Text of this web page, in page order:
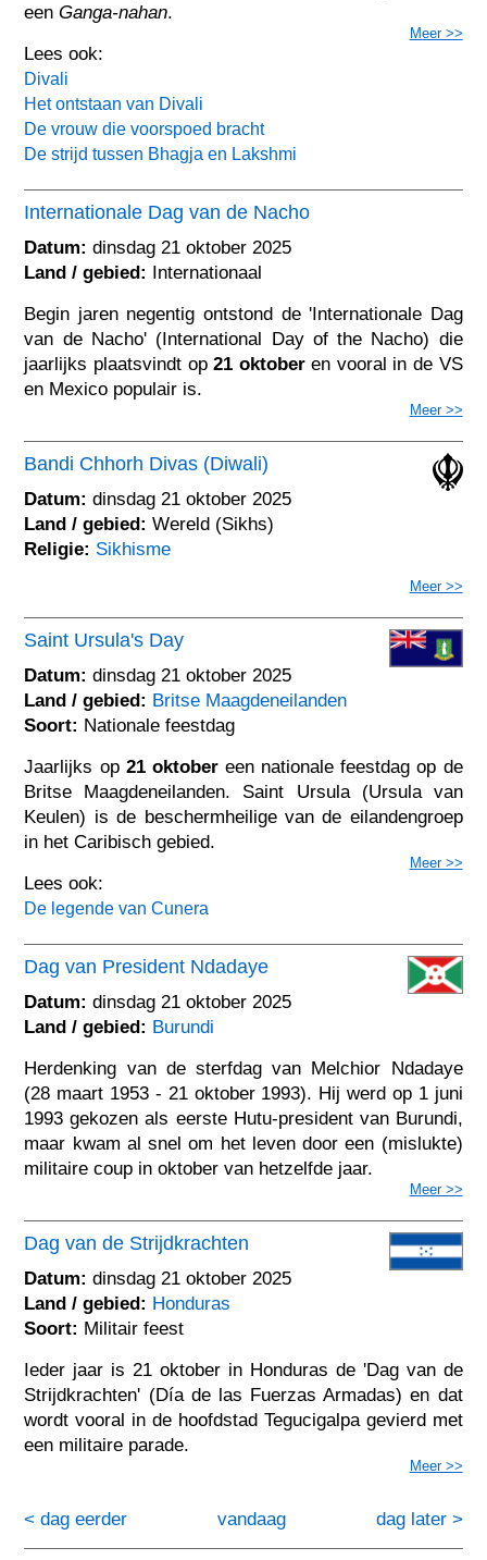
eenGanga-nahan.
Meer >>
Lees ook:
Divali
Het ontstaan van Divali
De vrouw die voorspoed bracht
De strijd tussen Bhagja en Lakshmi
Internationale Dag van de Nacho
Datum: dinsdag 21 oktober 2025
Land / gebied: Internationaal
Begin jaren negentig ontstond de 'Internationale Dag
van de Nacho' (International Day of the Nacho) die
jaarlijks plaatsvindt op21 oktoberen vooral in de VS
en Mexico populair is.
Meer >>
Bandi Chhorh Divas (Diwali)
Datum: dinsdag 21 oktober 2025
Land / gebied: Wereld (Sikhs)
Religie: Sikhisme
Meer >>
Saint Ursula's Day
Datum: dinsdag 21 oktober 2025
Land / gebied: Britse Maagdeneilanden
Soort: Nationale feestdag
Jaarlijks op 21 oktobereen nationale feestdag op de
Britse Maagdeneilanden. Saint Ursula (Ursula van
Keulen) is de beschermheilige van de eilandengroep
in het Caribisch gebied.
Meer >>
Lees ook:
De legende van Cunera
Dag van President Ndadaye
Datum: dinsdag 21 oktober 2025
Land / gebied: Burundi
Herdenking van de sterfdag van Melchior Ndadaye
(28 maart 1953 - 21 oktober 1993). Hij werd op 1 juni
1993 gekozen als eerste Hutu-president van Burundi,
maar kwam al snel om het leven door een (mislukte)
militaire coup in oktober van hetzelfde jaar.
Meer >>
Dag van de Strijdkrachten
Datum: dinsdag 21 oktober 2025
Land / gebied: Honduras
Soort: Militair feest
Ieder jaar is 21 oktober in Honduras de 'Dag van de
Strijdkrachten' (Día de las Fuerzas Armadas) en dat
wordt vooral in de hoofdstad Tegucigalpa gevierd met
een militaire parade.
Meer >>
< dag eerder dag later >
vandaag